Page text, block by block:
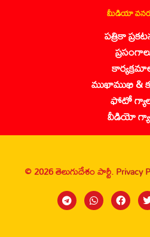
మీడియా
పత్రికా
ముఖాముఖి &
ఫోటో
వీడియో
© 2026 తెలుగుదేశం పార్టీ.Privacy